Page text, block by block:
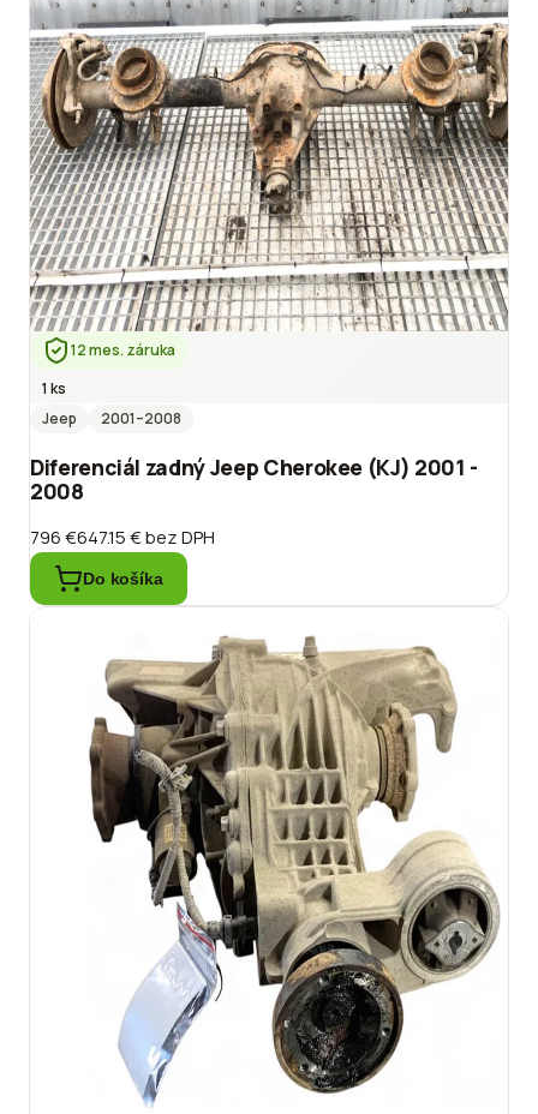
12 mes. záruka
1 ks
Jeep
2001–2008
Diferenciál zadný Jeep Cherokee (KJ) 2001 -
2008
796 €647.15 €bez DPH
Do košíka